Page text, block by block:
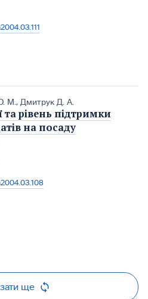
М. , Дмитрук Д. А.
та рівень підтримки
на посаду
ще